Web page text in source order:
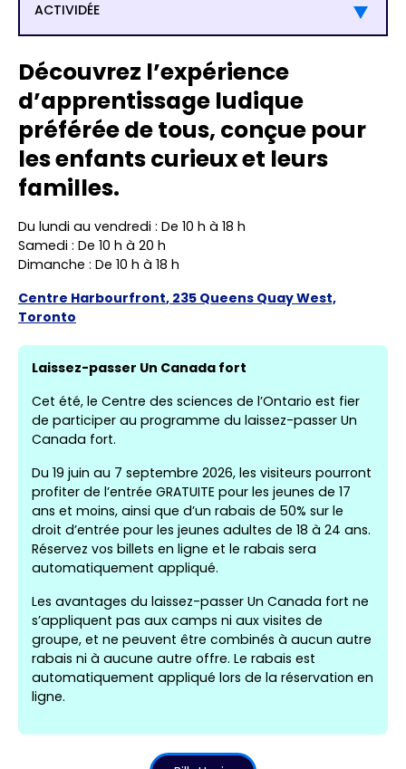
ACTIVIDÉE
Découvrez l’expérience
d’apprentissage ludique
préférée de tous, conçue pour
les enfants curieux et leurs
familles.
Du lundi au vendredi : De 10 h à 18 h
Samedi : De 10 h à 20 h
Dimanche : De 10 h à 18 h
Centre Harbourfront, 235 Queens Quay West,
Toronto
Laissez-passer Un Canada fort
Cet été, le Centre des sciences de l’Ontario est fier
de participer au programme du laissez-passer Un
Canada fort.
Du 19 juin au 7 septembre 2026, les visiteurs pourront
profiter de l’entrée GRATUITE pour les jeunes de 17
ans et moins, ainsi que d’un rabais de 50% sur le
droit d’entrée pour les jeunes adultes de 18 à 24 ans.
Réservez vos billets en ligne et le rabais sera
automatiquement appliqué.
Les avantages du laissez-passer Un Canada fort ne
s’appliquent pas aux camps ni aux visites de
groupe, et ne peuvent être combinés à aucun autre
rabais ni à aucune autre offre. Le rabais est
automatiquement appliqué lors de la réservation en
ligne.